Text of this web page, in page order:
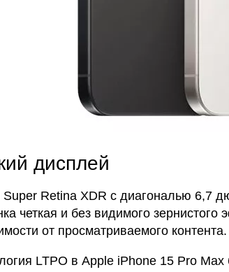
дисплей
Super Retina XDR с диагональю 6,7
четкая и без видимого
от просматриваемого контента.
LTPO в Apple iPhone 15 Pro